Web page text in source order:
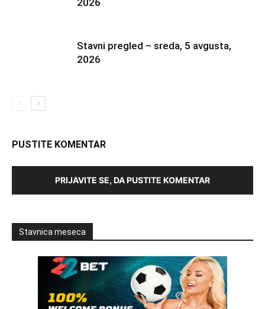
2026
Stavni pregled – sreda, 5 avgusta,
2026
PUSTITE KOMENTAR
PRIJAVITE SE, DA PUSTITE KOMENTAR
Stavnica meseca